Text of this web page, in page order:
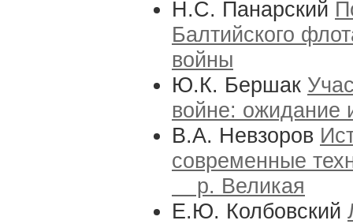
Н.С. Панарский
Балтийского
войны
Ю.К. Бершак
войне: ожидание
В.А. Невзоров
современные
р. Великая
Е.Ю. Колбовский